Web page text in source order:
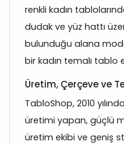
renkli kadın
dudak ve yüz hattı
bulunduğu alana
bir kadın temalı tablo
Üretim, Çerçeve ve
TabloShop, 2010
üretimi yapan, güçlü
üretim ekibi ve geniş